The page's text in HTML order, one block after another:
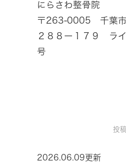
にらさわ整骨院
〒263-0005 千葉市
２８８ー１７９ ラ
号
投
2026.06.09更新